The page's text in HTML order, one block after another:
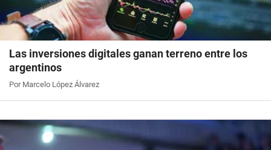
Las inversiones digitales ganan terreno entre los
argentinos
Por Marcelo López Álvarez